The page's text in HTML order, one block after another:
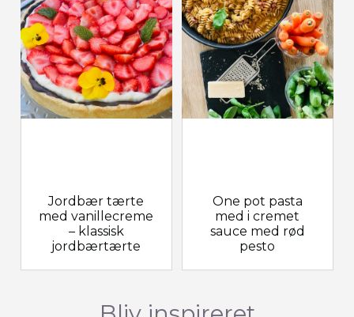
Jordbær tærte
med vanillecreme
– klassisk
jordbærtærte
One pot pasta
med i cremet
sauce med rød
pesto